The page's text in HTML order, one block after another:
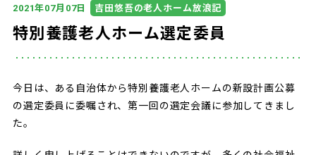
2021年07月 07日 吉田悠吾の老人ホーム放浪記
特別養護老人ホーム選定委員
今日は、ある自治体から特別養護老人ホームの新設計画公募
の選定委員に委嘱され、第一回の選定会議に参加してきまし
た。